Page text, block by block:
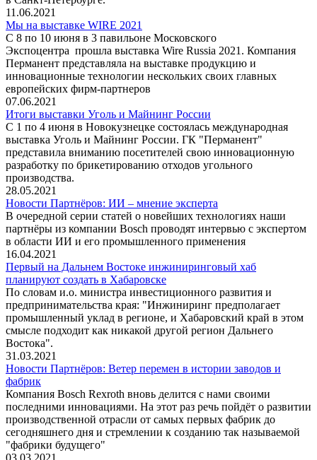
11.06.2021
Мы на выставке WIRE 2021
С 8 по 10 июня в 3 павильоне Московского
Экспоцентра прошла выставка Wire Russia 2021. Компания
Перманент представляла на выставке продукцию и
инновационные технологии нескольких своих главных
европейских фирм-партнеров
07.06.2021
Итоги выставки Уголь и Майнинг России
С 1 по 4 июня в Новокузнецке состоялась международная
выставка Уголь и Майнинг России. ГК "Перманент"
представила вниманию посетителей свою инновационную
разработку по брикетированию отходов угольного
производства.
28.05.2021
Новости Партнёров: ИИ – мнение эксперта
В очередной серии статей о новейших технологиях наши
партнёры из компании Bosch проводят интервью с экспертом
в области ИИ и его промышленного применения
16.04.2021
Первый на Дальнем Востоке инжиниринговый хаб
планируют создать в Хабаровске
По словам и.о. министра инвестиционного развития и
предпринимательства края: "Инжиниринг предполагает
промышленный уклад в регионе, и Хабаровский край в этом
смысле подходит как никакой другой регион Дальнего
Востока".
31.03.2021
Новости Партнёров: Ветер перемен в истории заводов и
фабрик
Компания Bosch Rexroth вновь делится с нами своими
последними инновациями. На этот раз речь пойдёт о развитии
производственной отрасли от самых первых фабрик до
сегодняшнего дня и стремлении к созданию так называемой
"фабрики будущего"
03.03.2021